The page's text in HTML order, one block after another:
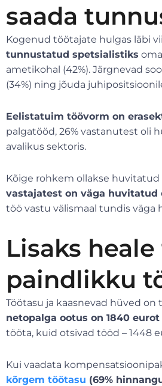
saada
Kogenud töötajate hulgas läbi
tunnustatud spetsialistiks
ametikohal (42%). Järgnevad
(34%) ning jõuda
Eelistatuim töövorm on
palgatööd, 26% vastanutest oli
avalikus sektoris.
Kõige rohkem ollakse huvitatud
vastajatest on väga huvitatud
töö vastu välismaal tundis väga
Lisaks
paindlikku
Töötasu ja kaasnevad hüved on
netopalga ootus on 1840 eurot
tööta, kuid otsivad tööd – 1448
Kui vaadata
kõrgem töötasu (69%